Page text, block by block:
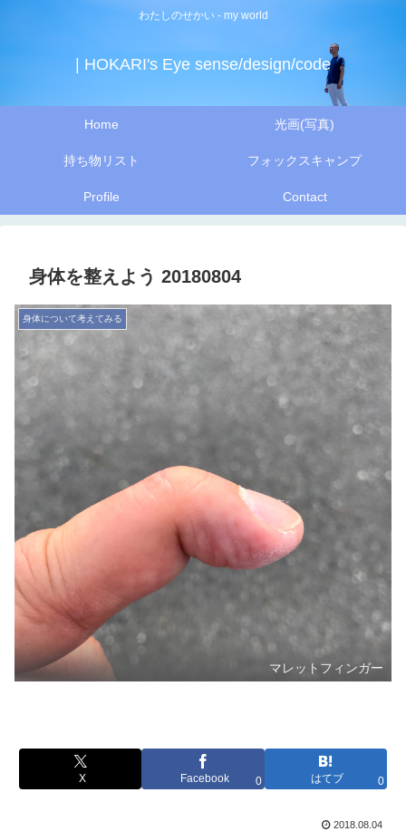
わたしのせかい - my world
| HOKARI's Eye sense/design/code
Home 光画(写真)
持ち物リスト フォックスキャンプ
Profile Contact
身体を整えよう 20180804
身体について考えてみる
マレットフィンガー
X Facebook 0 はてブ 0
2018.08.04